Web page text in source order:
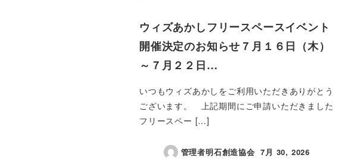
ウィズあかしフリースペースイベント
開催決定のお知らせ７月１６日（木）
～７月２２日…
いつもウィズあかしをご利用いただきありがとう
ございます。 上記期間にご申請いただきました
フリースペー […]
管理者明石創造協会
投稿日
7月 30, 2026